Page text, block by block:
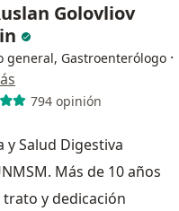
Golovliov
general, Gastroenterólogo ·
794 opinión
y Salud Digestiva
Más de 10 años
y dedicación